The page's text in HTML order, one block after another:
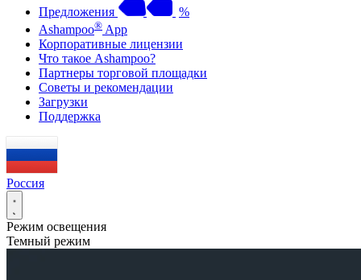
Предложения
%
Ashampoo® App
Корпоративные лицензии
Что такое Ashampoo?
Партнеры торговой площадки
Советы и рекомендации
Загрузки
Поддержка
Россия
Режим освещения
Темный режим